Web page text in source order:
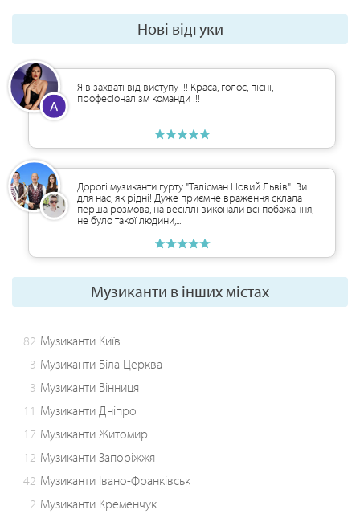
Нові відгуки
Я в захваті від виступу !!! Краса, голос, пісні,
професіоналізм команди !!!
Дорогі музиканти гурту "Талісман Новий Львів"! Ви
для нас, як рідні! Дуже приємне враження склала
перша розмова, на весіллі виконали всі побажання,
не було такої людини,...
Музиканти в інших містах
82 Музиканти Київ
3 Музиканти Біла Церква
3 Музиканти Вінниця
11 Музиканти Дніпро
17 Музиканти Житомир
12 Музиканти Запоріжжя
42 Музиканти Івано-Франківськ
2 Музиканти Кременчук